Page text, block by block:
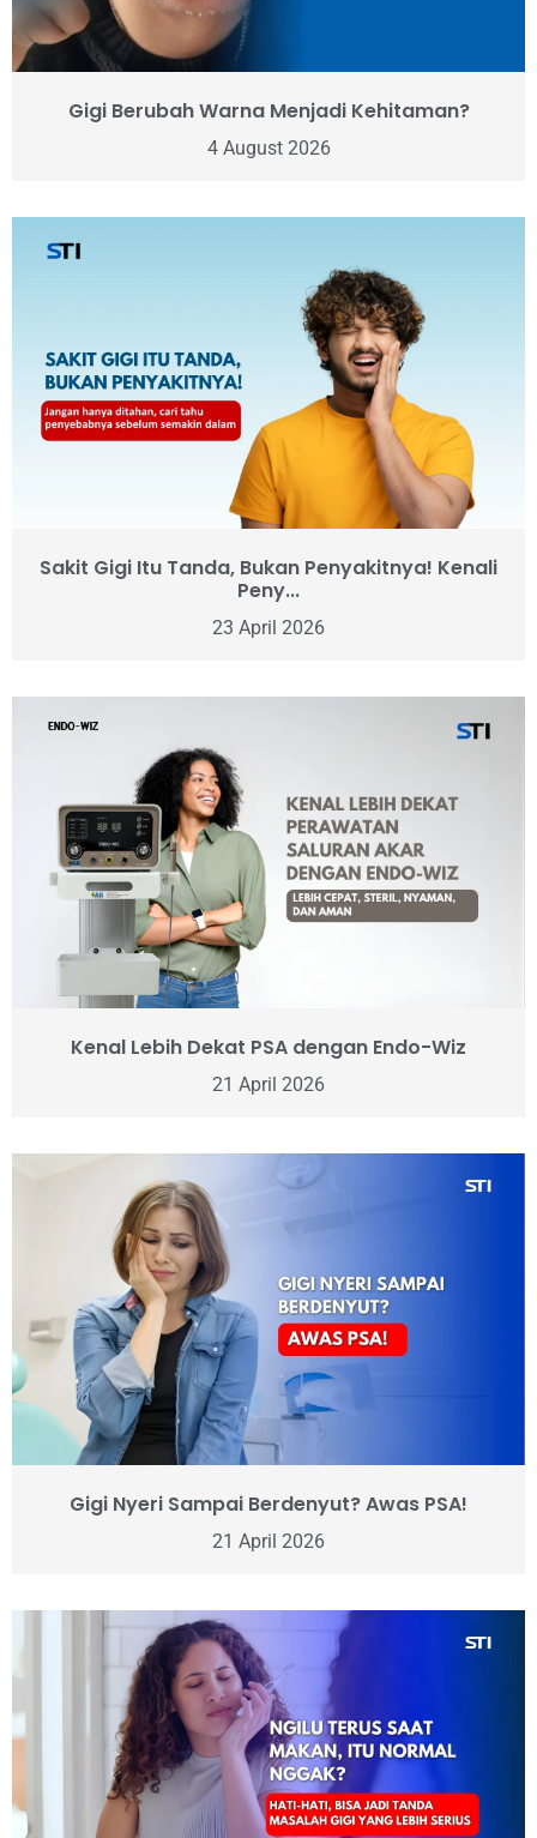
Gigi Berubah Warna Menjadi Kehitaman?
4 August 2026
Sakit Gigi Itu Tanda, Bukan Penyakitnya! Kenali
Peny...
23 April 2026
Kenal Lebih Dekat PSA dengan Endo-Wiz
21 April 2026
Gigi Nyeri Sampai Berdenyut? Awas PSA!
21 April 2026